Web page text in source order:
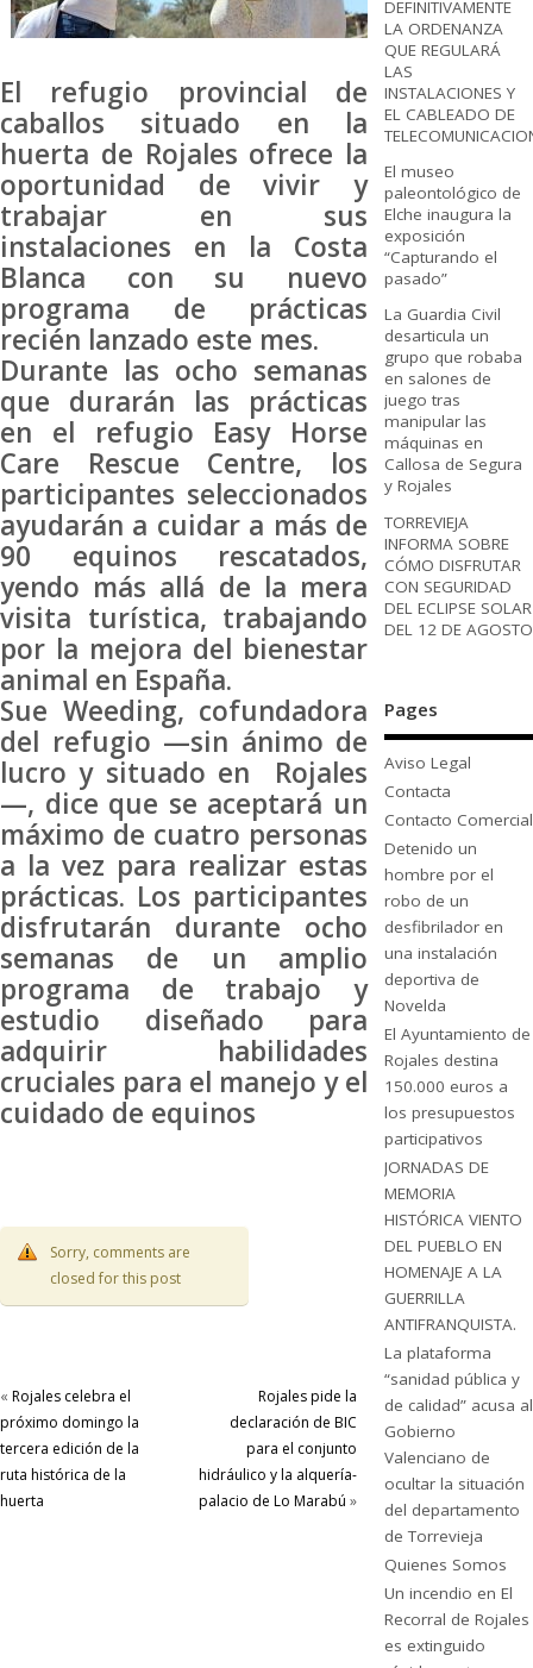
El refugio provincial de
caballos situado en la
huerta de Rojales ofrece la
oportunidad de vivir y
trabajar en sus
instalaciones en la Costa
Blanca con su nuevo
programa de prácticas
recién lanzado este mes.
Durante las ocho semanas
que durarán las prácticas
en el refugio Easy Horse
Care Rescue Centre, los
participantes seleccionados
ayudarán a cuidar a más de
90 equinos rescatados,
yendo más allá de la mera
visita turística, trabajando
por la mejora del bienestar
animal en España.
Sue Weeding, cofundadora
del refugio —sin ánimo de
lucro y situado en Rojales
—, dice que se aceptará un
máximo de cuatro personas
a la vez para realizar estas
prácticas. Los participantes
disfrutarán durante ocho
semanas de un amplio
programa de trabajo y
estudio diseñado para
adquirir habilidades
cruciales para el manejo y el
cuidado de equinos
Sorry, comments are
closed for this post
« Rojales celebra el
próximo domingo la
tercera edición de la
ruta histórica de la
huerta
Rojales pide la
declaración de BIC
para el conjunto
hidráulico y la alquería-
palacio de Lo Marabú »
DEFINITIVAMENTE
LA ORDENANZA
QUE REGULARÁ
LAS
INSTALACIONES Y
EL CABLEADO DE
El museo
paleontológico de
Elche inaugura la
exposición
“Capturando el
pasado”
La Guardia Civil
desarticula un
grupo que robaba
en salones de
juego tras
manipular las
máquinas en
Callosa de Segura
y Rojales
TORREVIEJA
INFORMA SOBRE
CÓMO DISFRUTAR
CON SEGURIDAD
DEL ECLIPSE SOLAR
DEL 12 DE AGOSTO
Pages
Aviso Legal
Contacta
Contacto Comercial
Detenido un
hombre por el
robo de un
desfibrilador en
una instalación
deportiva de
Novelda
El Ayuntamiento de
Rojales destina
150.000 euros a
los presupuestos
participativos
JORNADAS DE
MEMORIA
HISTÓRICA VIENTO
DEL PUEBLO EN
HOMENAJE A LA
GUERRILLA
ANTIFRANQUISTA.
La plataforma
“sanidad pública y
de calidad” acusa al
Gobierno
Valenciano de
ocultar la situación
del departamento
de Torrevieja
Quienes Somos
Un incendio en El
Recorral de Rojales
es extinguido